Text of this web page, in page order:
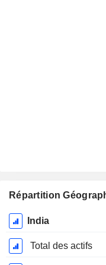
Répartition
Période
Fiscale:
Mars
India
Total des actifs